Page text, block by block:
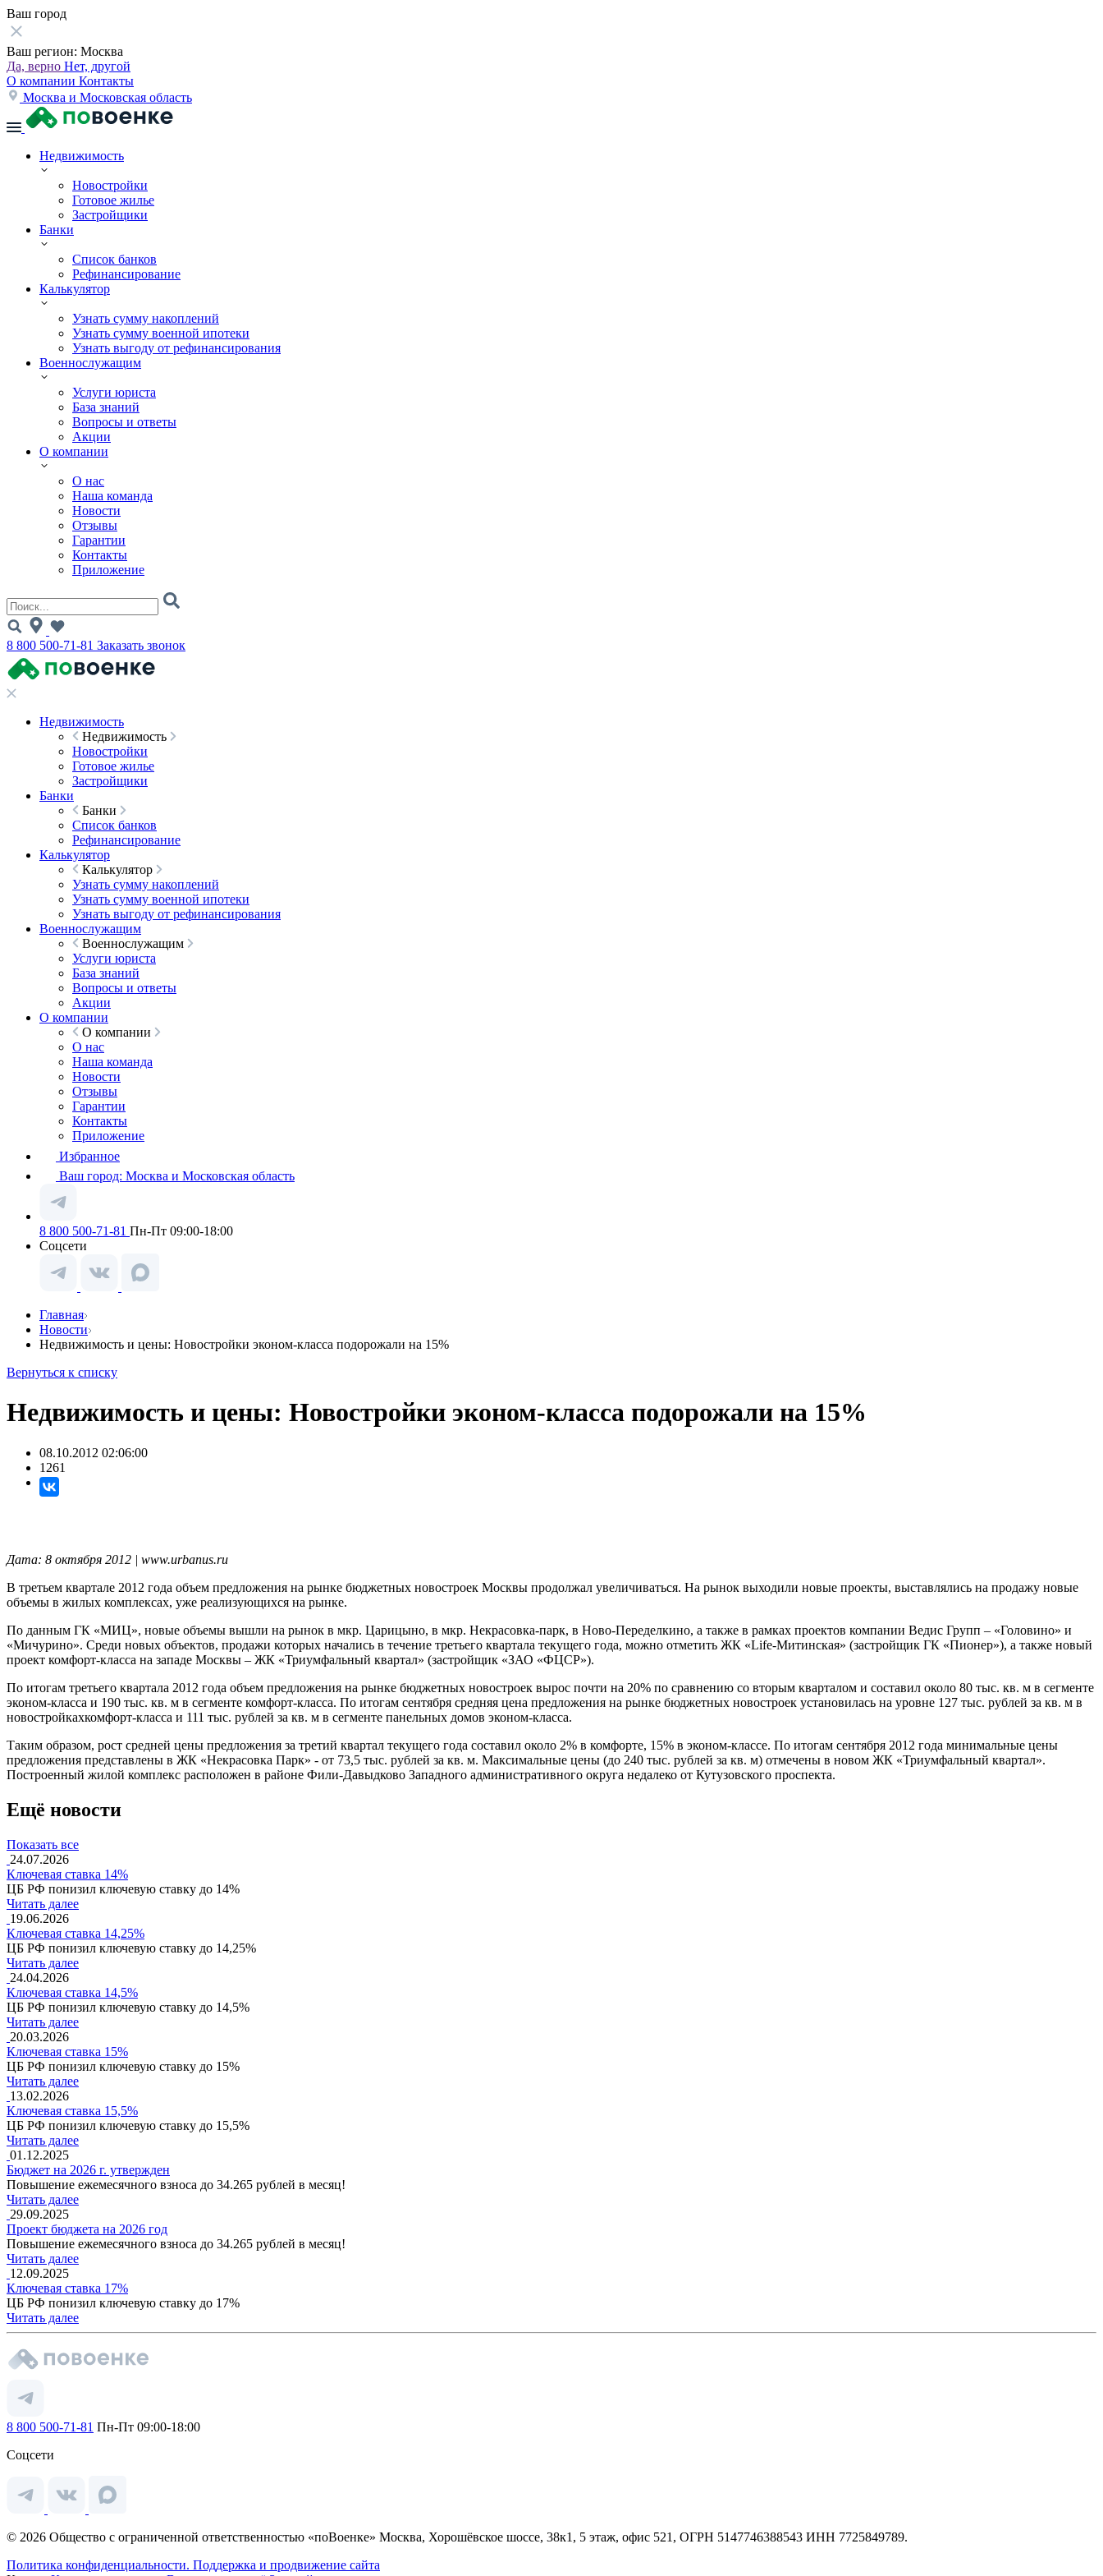
Ваш город
Ваш регион: Москва
Да, верно Нет, другой
О компании Контакты
Москва и Московская область
Недвижимость
Новостройки
Готовое жилье
Застройщики
Банки
Список банков
Рефинансирование
Калькулятор
Узнать сумму накоплений
Узнать сумму военной ипотеки
Узнать выгоду от рефинансирования
Военнослужащим
Услуги юриста
База знаний
Вопросы и ответы
Акции
О компании
О нас
Наша команда
Новости
Отзывы
Гарантии
Контакты
Приложение
8 800 500-71-81 Заказать звонок
Недвижимость
Недвижимость
Новостройки
Готовое жилье
Застройщики
Банки
Банки
Список банков
Рефинансирование
Калькулятор
Калькулятор
Узнать сумму накоплений
Узнать сумму военной ипотеки
Узнать выгоду от рефинансирования
Военнослужащим
Военнослужащим
Услуги юриста
База знаний
Вопросы и ответы
Акции
О компании
О компании
О нас
Наша команда
Новости
Отзывы
Гарантии
Контакты
Приложение
Избранное
Ваш город: Москва и Московская область
8 800 500-71-81 Пн-Пт 09:00-18:00
Соцсети
Главная
Новости
Недвижимость и цены: Новостройки эконом-класса подорожали на 15%
Вернуться к списку
Недвижимость и цены: Новостройки эконом-класса подорожали на 15%
08.10.2012 02:06:00
1261
Дата: 8 октября 2012 | www.urbanus.ru
В третьем квартале 2012 года объем предложения на рынке бюджетных новостроек Москвы продолжал увеличиваться. На рынок выходили новые проекты, выставлялись на продажу новые
объемы в жилых комплексах, уже реализующихся на рынке.
По данным ГК «МИЦ», новые объемы вышли на рынок в мкр. Царицыно, в мкр. Некрасовка-парк, в Ново-Переделкино, а также в рамках проектов компании Ведис Групп – «Головино» и
«Мичурино». Среди новых объектов, продажи которых начались в течение третьего квартала текущего года, можно отметить ЖК «Life-Митинская» (застройщик ГК «Пионер»), а также новый
проект комфорт-класса на западе Москвы – ЖК «Триумфальный квартал» (застройщик «ЗАО «ФЦСР»).
По итогам третьего квартала 2012 года объем предложения на рынке бюджетных новостроек вырос почти на 20% по сравнению со вторым кварталом и составил около 80 тыс. кв. м в сегменте
эконом-класса и 190 тыс. кв. м в сегменте комфорт-класса. По итогам сентября средняя цена предложения на рынке бюджетных новостроек установилась на уровне 127 тыс. рублей за кв. м в
новостройкахкомфорт-класса и 111 тыс. рублей за кв. м в сегменте панельных домов эконом-класса.
Таким образом, рост средней цены предложения за третий квартал текущего года составил около 2% в комфорте, 15% в эконом-классе. По итогам сентября 2012 года минимальные цены
предложения представлены в ЖК «Некрасовка Парк» - от 73,5 тыс. рублей за кв. м. Максимальные цены (до 240 тыс. рублей за кв. м) отмечены в новом ЖК «Триумфальный квартал».
Построенный жилой комплекс расположен в районе Фили-Давыдково Западного административного округа недалеко от Кутузовского проспекта.
Ещё новости
Показать все
24.07.2026
Ключевая ставка 14%
ЦБ РФ понизил ключевую ставку до 14%
Читать далее
19.06.2026
Ключевая ставка 14,25%
ЦБ РФ понизил ключевую ставку до 14,25%
Читать далее
24.04.2026
Ключевая ставка 14,5%
ЦБ РФ понизил ключевую ставку до 14,5%
Читать далее
20.03.2026
Ключевая ставка 15%
ЦБ РФ понизил ключевую ставку до 15%
Читать далее
13.02.2026
Ключевая ставка 15,5%
ЦБ РФ понизил ключевую ставку до 15,5%
Читать далее
01.12.2025
Бюджет на 2026 г. утвержден
Повышение ежемесячного взноса до 34.265 рублей в месяц!
Читать далее
29.09.2025
Проект бюджета на 2026 год
Повышение ежемесячного взноса до 34.265 рублей в месяц!
Читать далее
12.09.2025
Ключевая ставка 17%
ЦБ РФ понизил ключевую ставку до 17%
Читать далее
8 800 500-71-81 Пн-Пт 09:00-18:00
Соцсети
© 2026 Общество с ограниченной ответственностью «поВоенке» Москва, Хорошёвское шоссе, 38к1, 5 этаж, офис 521, ОГРН 5147746388543 ИНН 7725849789.
Политика конфиденциальности. Поддержка и продвижение сайта